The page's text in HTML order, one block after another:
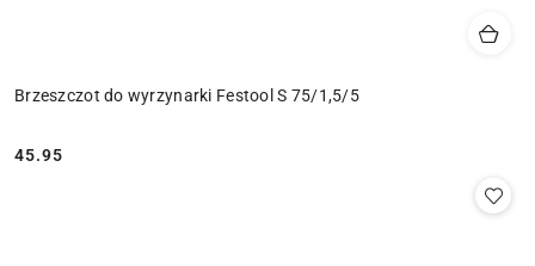
Brzeszczot do wyrzynarki Festool S 75/1,5/5
Cena:
45.95